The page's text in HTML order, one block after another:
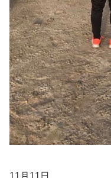
11月11日